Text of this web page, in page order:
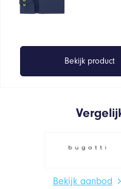
Bekijk product
Bekijk aanbod